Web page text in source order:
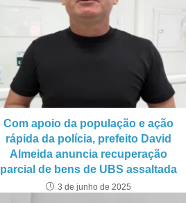
Com apoio da população e ação
rápida da polícia, prefeito David
Almeida anuncia recuperação
parcial de bens de UBS assaltada
3 de junho de 2025